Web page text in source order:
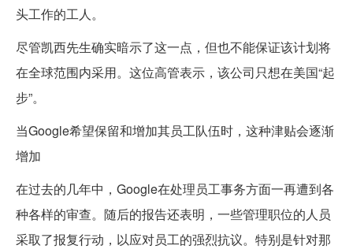
头工作的工人。
尽管凯西先生确实暗示了这一点，但也不能保证该计划将
在全球范围内采用。这位高管表示，该公司只想在美国“起
步”。
当Google希望保留和增加其员工队伍时，这种津贴会逐渐
增加
在过去的几年中，Google在处理员工事务方面一再遭到各
种各样的审查。随后的报告还表明，一些管理职位的人员
采取了报复行动，以应对员工的强烈抗议。特别是针对那